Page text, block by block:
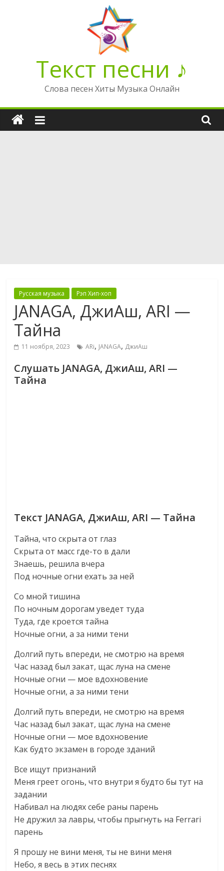
Текст песни ♪
Слова песен Хиты Музыка Онлайн
Русская музыка Рэп Хип-хоп
JANAGA, ДжиАш, ARI —
Тайна
11 ноября, 2023 ARi, JANAGA, ДжиАш
Слушать JANAGA, ДжиАш, ARI —
Тайна
Текст JANAGA, ДжиАш, ARI — Тайна
Тайна, что скрыта от глаз
Скрыта от масс где-то в дали
Знаешь, решила вчера
Под ночные огни ехать за ней
Со мной тишина
По ночным дорогам уведет туда
Туда, где кроется тайна
Ночные огни, а за ними тени
Долгий путь впереди, не смотрю на время
Час назад был закат, щас луна на смене
Ночные огни — мое вдохновение
Ночные огни, а за ними тени
Долгий путь впереди, не смотрю на время
Час назад был закат, щас луна на смене
Ночные огни — мое вдохновение
Как будто экзамен в городе зданий
Все ищут признаний
Меня греет огонь, что внутри я будто бы тут на
задании
Набивал на людях себе раны парень
Не дружил за лавры, чтобы прыгнуть на Ferrari
парень
Я прошу не вини меня, ты не вини меня
Небо, я весь в этих песнях